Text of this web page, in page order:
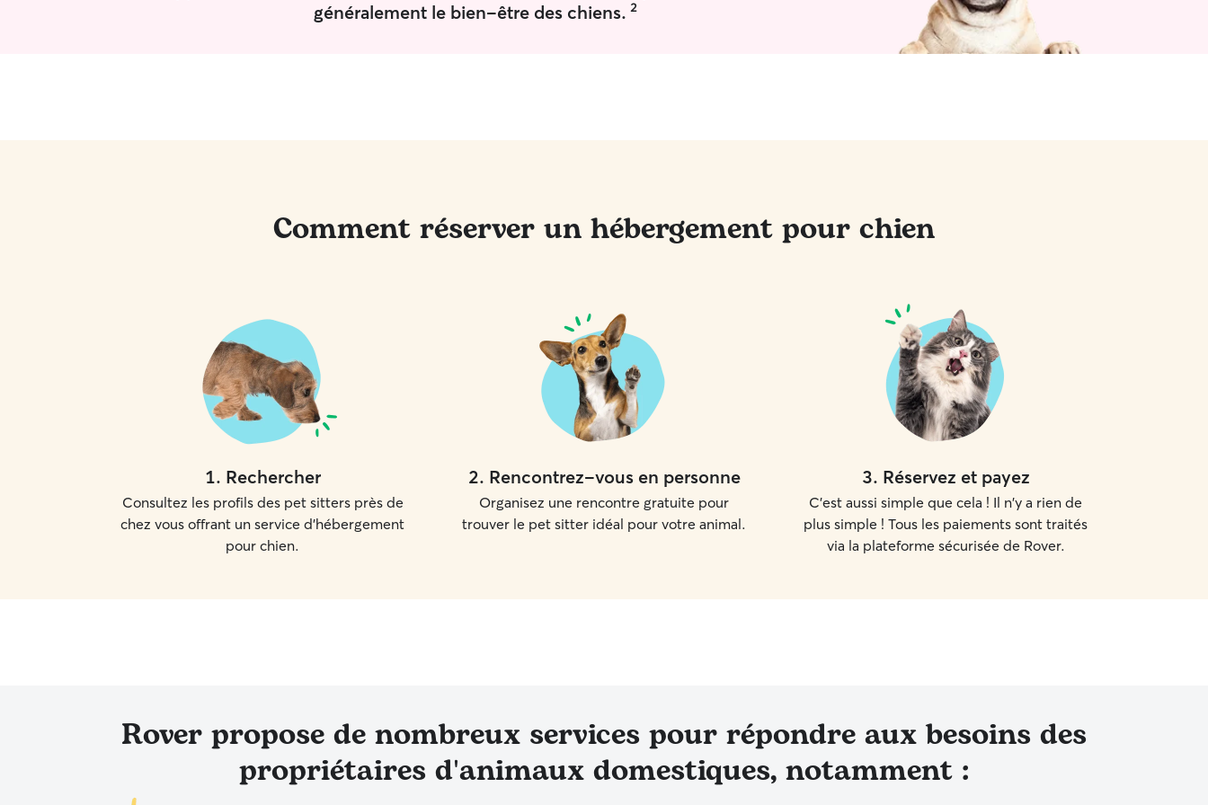
généralement le bien-être des chiens. 2
Comment réserver un hébergement pour chien
1. Rechercher
Consultez les profils des pet sitters près de
chez vous offrant un service d'hébergement
pour chien.
2. Rencontrez-vous en personne
Organisez une rencontre gratuite pour
trouver le pet sitter idéal pour votre animal.
3. Réservez et payez
C'est aussi simple que cela ! Il n'y a rien de
plus simple ! Tous les paiements sont traités
via la plateforme sécurisée de Rover.
Rover propose de nombreux services pour répondre aux besoins des
propriétaires d'animaux domestiques, notamment :